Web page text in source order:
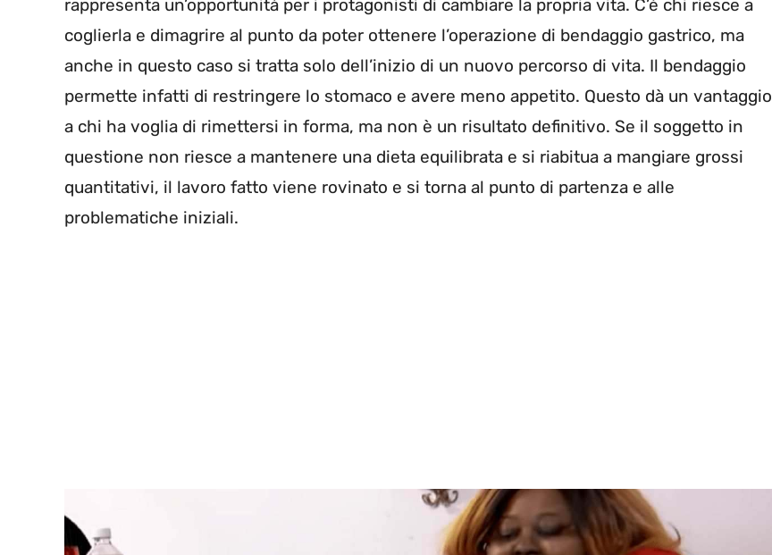
rappresenta un’opportunità per i protagonisti di cambiare la propria vita. C’è chi riesce a
coglierla e dimagrire al punto da poter ottenere l’operazione di bendaggio gastrico, ma
anche in questo caso si tratta solo dell’inizio di un nuovo percorso di vita. Il bendaggio
permette infatti di restringere lo stomaco e avere meno appetito. Questo dà un vantaggio
a chi ha voglia di rimettersi in forma, ma non è un risultato definitivo. Se il soggetto in
questione non riesce a mantenere una dieta equilibrata e si riabitua a mangiare grossi
quantitativi, il lavoro fatto viene rovinato e si torna al punto di partenza e alle
problematiche iniziali.